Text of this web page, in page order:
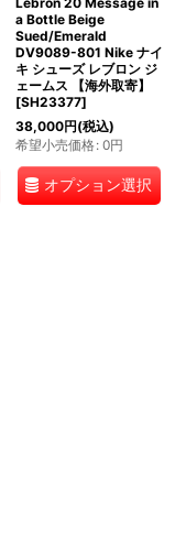
a Bottle Beige
Sued/Emerald
DV9089-801 Nike ナイ
キ シューズ レブロン ジ
ェームス 【海外取寄】
[SH23377]
38,000円(税込)
希望小売価格: 0円
オプション選択